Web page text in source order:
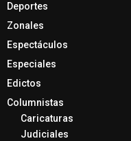
Deportes
Zonales
Espectáculos
Especiales
Edictos
Columnistas
Caricaturas
Judiciales